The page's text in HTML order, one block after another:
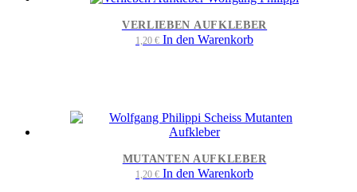
VERLIEBEN AUFKLEBER
1,20 € In den Warenkorb
MUTANTEN AUFKLEBER
1,20 € In den Warenkorb